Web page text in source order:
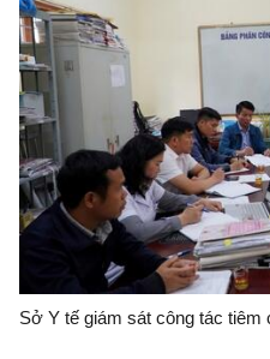
Sở Y tế giám sát công tác tiêm